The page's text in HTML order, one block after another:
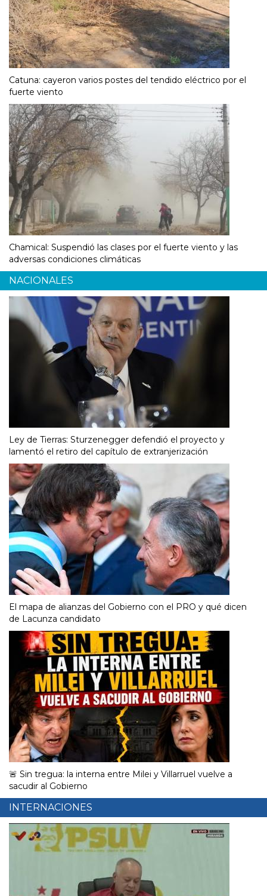
Catuna: cayeron varios postes del tendido eléctrico por el
fuerte viento
Chamical: Suspendió las clases por el fuerte viento y las
adversas condiciones climáticas
NACIONALES
Ley de Tierras: Sturzenegger defendió el proyecto y
lamentó el retiro del capítulo de extranjerización
El mapa de alianzas del Gobierno con el PRO y qué dicen
de Lacunza candidato
🚨 Sin tregua: la interna entre Milei y Villarruel vuelve a
sacudir al Gobierno
INTERNACIONES